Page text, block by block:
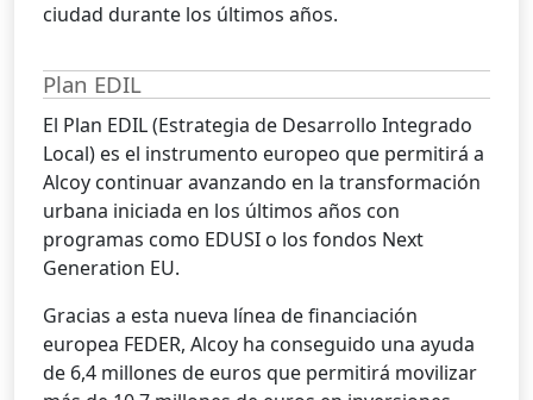
ciudad durante los últimos años.
Plan EDIL
El Plan EDIL (Estrategia de Desarrollo Integrado
Local) es el instrumento europeo que permitirá a
Alcoy continuar avanzando en la transformación
urbana iniciada en los últimos años con
programas como EDUSI o los fondos Next
Generation EU.
Gracias a esta nueva línea de financiación
europea FEDER, Alcoy ha conseguido una ayuda
de 6,4 millones de euros que permitirá movilizar